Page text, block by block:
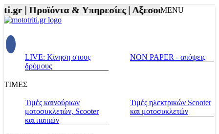
|Προϊόντα & Υπηρεσίες |Αξεσουάρ Αναβάτη
MENU
LIVE: Κίνηση στους
δρόμους
NON PAPER - απόψεις
ΤΙΜΕΣ
Τιμές καινούριων
μοτοσυκλετών, Scooter
και παπιών
Τιμές ηλεκτρικών Scooter
και μοτοσυκλετών